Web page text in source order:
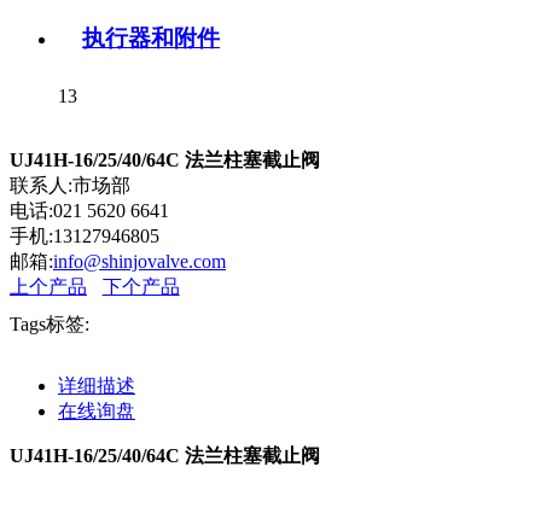
执行器和附件
13
UJ41H-16/25/40/64C 法兰柱塞截止阀
联系人:市场部
电话:021 5620 6641
手机:13127946805
邮箱:info@shinjovalve.com
上个产品
下个产品
Tags标签:
详细描述
在线询盘
UJ41H-16/25/40/64C 法兰柱塞截止阀